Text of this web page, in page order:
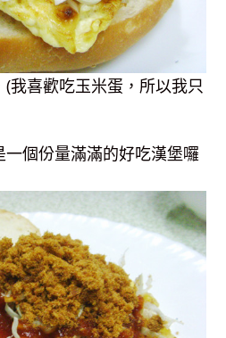
我喜歡吃玉米蛋，所以我只
個份量滿滿的好吃漢堡囉